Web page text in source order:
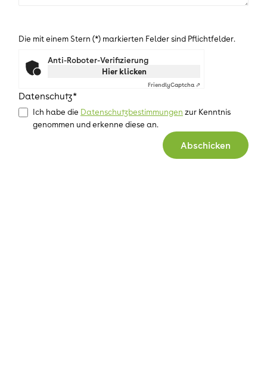
Die mit einem Stern (*) markierten Felder sind Pflichtfelder.
Anti-Roboter-Verifizierung
Hier klicken
FriendlyCaptcha ⇗
Datenschutz*
Ich habe die Datenschutzbestimmungen zur Kenntnis
genommen und erkenne diese an.
Abschicken